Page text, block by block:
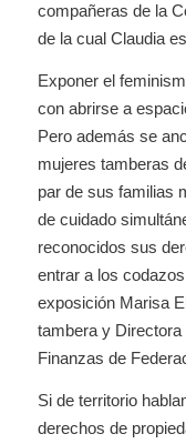
compañeras de la
de la cual Claudia
Exponer el
con abrirse a
Pero además se
mujeres tamberas
par de sus familias
de cuidado
reconocidos sus
entrar a los
exposición Marisa
tambera y
Finanzas de
Si de territorio
derechos de